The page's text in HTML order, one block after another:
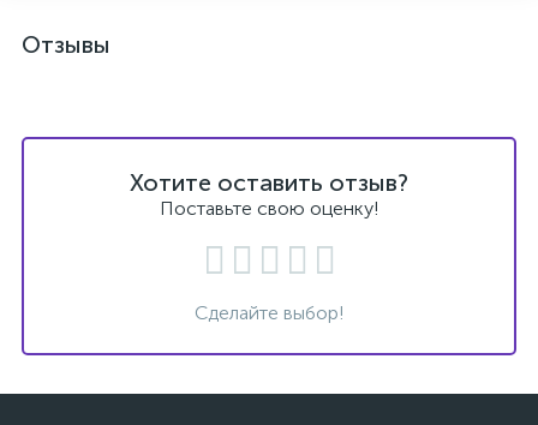
Отзывы
Хотите оставить отзыв?
Поставьте свою оценку!
Сделайте выбор!